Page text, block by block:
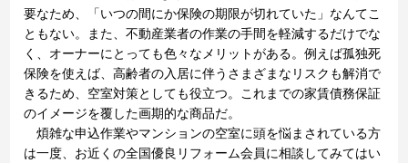
要なため、「いつの間にか保険の期限が切れていた」なんてこ
ともない。また、不動産業者の作業の手間を軽減するだけでな
く、オーナーにとっても色々なメリットがある。例えば孤独死
保険を使えば、高齢者の入居に伴うさまざまなリスクも解消で
きるため、空室対策としても役立つ。これまでの家賃債務保証
のイメージを覆した画期的な商品だ。
煩雑な申込作業やマンションの空室に頭を悩まされている方
は一度、お近くの全国優良リフォーム会員に相談してみてはい